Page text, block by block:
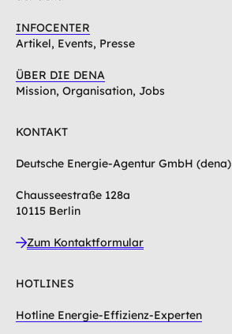
INFOCENTER
Artikel, Events, Presse
ÜBER DIE DENA
Mission, Organisation, Jobs
KONTAKT
Deutsche Energie-Agentur GmbH (dena)
Chausseestraße 128a
10115 Berlin
Zum Kontaktformular
HOTLINES
Hotline Energie-Effizienz-Experten